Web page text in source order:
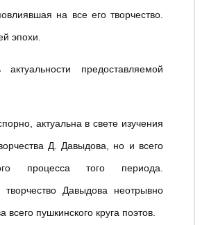
на все его творчество.
эпохи.
предоставляемой
актуальна в свете изучения
Д. Давыдова, но и всего
процесса того периода.
творчество Давыдова неотрывно
всего пушкинского круга поэтов.